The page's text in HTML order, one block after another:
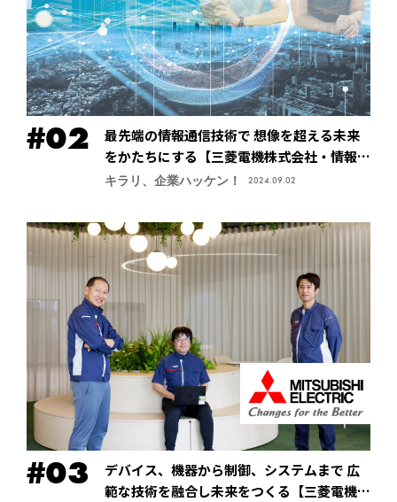
最先端の情報通信技術で 想像を超える未来
をかたちにする【三菱電機株式会社・情報技
術総合研究所】
キラリ、企業ハッケン！ 2024.09.02
デバイス、機器から制御、システムまで 広
範な技術を融合し未来をつくる【三菱電機株